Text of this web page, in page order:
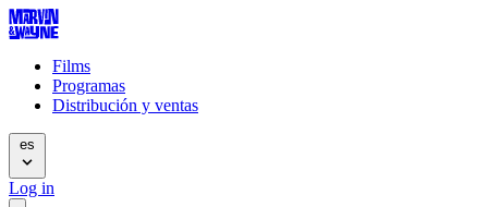
Films
Programas
Distribución y ventas
es
Log in